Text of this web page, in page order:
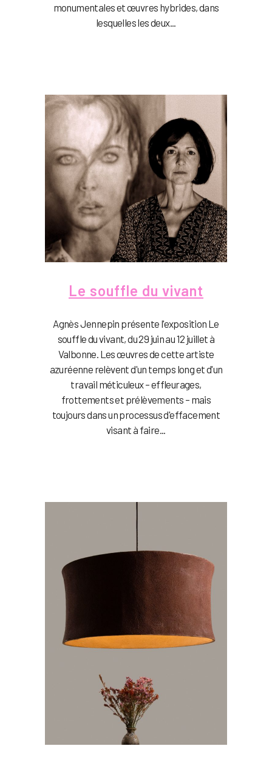
monumentales et œuvres hybrides, dans
lesquelles les deux...
Le souffle du vivant
Agnès Jennepin présente l'exposition Le
souffle du vivant, du 29 juin au 12 juillet à
Valbonne. Les œuvres de cette artiste
azuréenne relèvent d'un temps long et d'un
travail méticuleux – effleurages,
frottements et prélèvements – mais
toujours dans un processus d'effacement
visant à faire...